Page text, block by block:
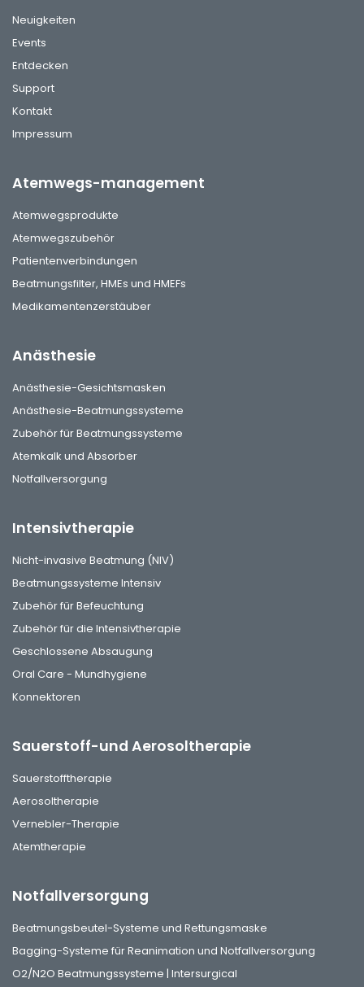
Neuigkeiten
Events
Entdecken
Support
Kontakt
Impressum
Atemwegs-management
Atemwegsprodukte
Atemwegszubehör
Patientenverbindungen
Beatmungsfilter, HMEs und HMEFs
Medikamentenzerstäuber
Anästhesie
Anästhesie-Gesichtsmasken
Anästhesie-Beatmungssysteme
Zubehör für Beatmungssysteme
Atemkalk und Absorber
Notfallversorgung
Intensivtherapie
Nicht-invasive Beatmung (NIV)
Beatmungssysteme Intensiv
Zubehör für Befeuchtung
Zubehör für die Intensivtherapie
Geschlossene Absaugung
Oral Care - Mundhygiene
Konnektoren
Sauerstoff-und Aerosoltherapie
Sauerstofftherapie
Aerosoltherapie
Vernebler-Therapie
Atemtherapie
Notfallversorgung
Beatmungsbeutel-Systeme und Rettungsmaske
Bagging-Systeme für Reanimation und Notfallversorgung
O2/N2O Beatmungssysteme | Intersurgical